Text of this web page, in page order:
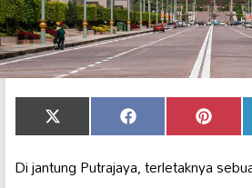
Share
on
X
(Twitter)
Share
on
Facebook Share
on
Pinterest
Di jantung Putrajaya, terletaknya